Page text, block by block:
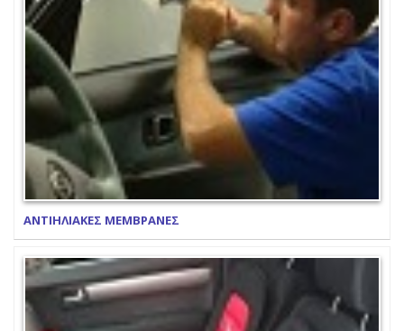
ΑΝΤΙΗΛΙΑΚΕΣ ΜΕΜΒΡΑΝΕΣ